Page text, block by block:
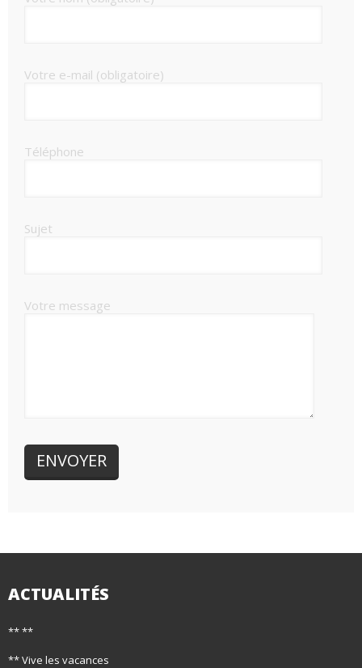
Votre e-mail (obligatoire)
Téléphone
Sujet
Votre message
ACTUALITÉS
** **
** Vive les vacances